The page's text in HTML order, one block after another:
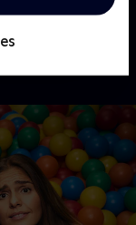
komedieserie,